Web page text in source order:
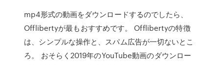
mp4形式の動画をダウンロードするのでしたら、
Offlibertyが最もおすすめです。 Offlibertyの特徴
は、シンプルな操作と、スパム広告が一切ないとこ
ろ。 おそらく2019年のYouTube動画のダウンロー